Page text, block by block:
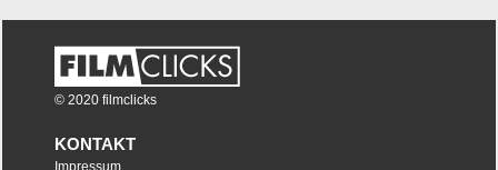
© 2020 filmclicks
KONTAKT
Impressum